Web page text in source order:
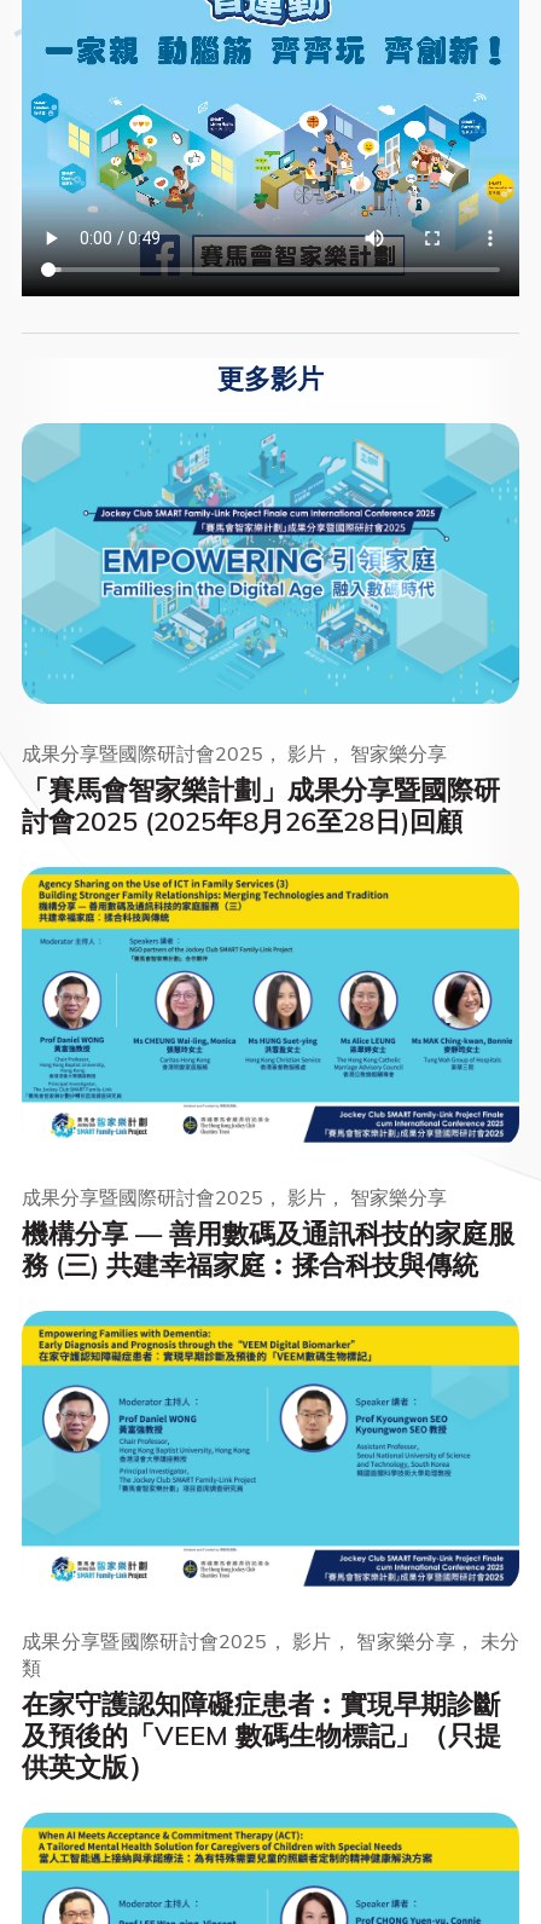
更多影片
「賽馬會智家樂計劃」成果分享暨國際研
討會2025 (2025年8月26至28日)回顧
成果分享暨國際研討會2025， 影片， 智家樂分享
機構分享 — 善用數碼及通訊科技的家庭服
務 (三) 共建幸福家庭︰揉合科技與傳統
成果分享暨國際研討會2025， 影片， 智家樂分享
在家守護認知障礙症患者︰實現早期診斷
及預後的「VEEM 數碼生物標記」（只提
供英文版）
成果分享暨國際研討會2025， 影片， 智家樂分享， 未分
類